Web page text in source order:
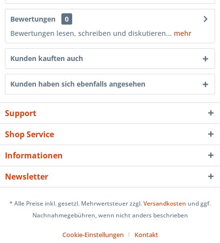
Bewertungen
0
Bewertungen lesen, schreiben und diskutieren... mehr
Kunden kauften auch
Kunden haben sich ebenfalls angesehen
Support
Shop Service
Informationen
Newsletter
* Alle Preise inkl. gesetzl. Mehrwertsteuer zzgl.Versandkosten und ggf.
Nachnahmegebühren, wenn nicht anders beschrieben
Cookie-Einstellungen Kontakt